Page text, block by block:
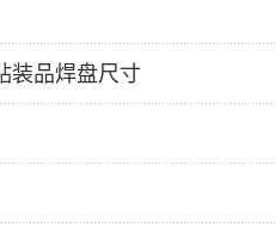
装品焊盘尺寸